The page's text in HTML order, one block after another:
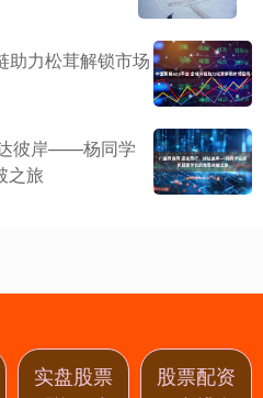
助力松茸解锁市场
彼岸——杨同学
之旅
实盘股票
股票配资